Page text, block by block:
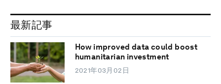
最新記事
How improved data could boost
humanitarian investment
2021年03月02日